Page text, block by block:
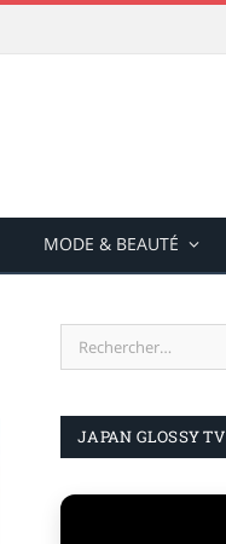
MODE & BEAUTÉ
JAPAN GLOSSY TV